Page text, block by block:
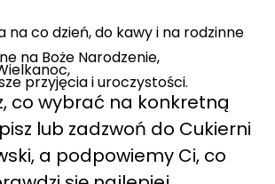
na co dzień, do kawy i na rodzinne
na Boże Narodzenie,
przyjęcia i uroczystości.
co wybrać na konkretną
lub zadzwoń do Cukierni
a podpowiemy Ci, co